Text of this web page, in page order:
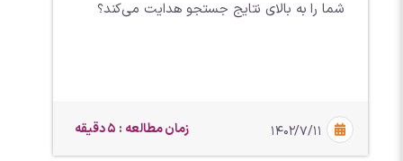
شما را به بالای نتایج جستجو هدایت می‌کند؟
۱۴۰۲/۷/۱۱ زمان مطالعه : 5 دقیقه